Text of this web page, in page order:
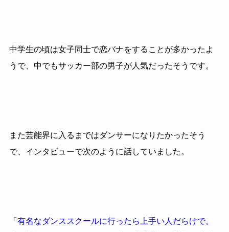
中学生の頃は女子同士で恋バナをすることが多かったよ
うで、中でもサッカー部の男子が人気だったそうです。
また芸能界に入るまではダンサーになりたかったそう
で、インタビューで次のように話していました。
「有名なダンススクールに行ったら上手い人だらけで。